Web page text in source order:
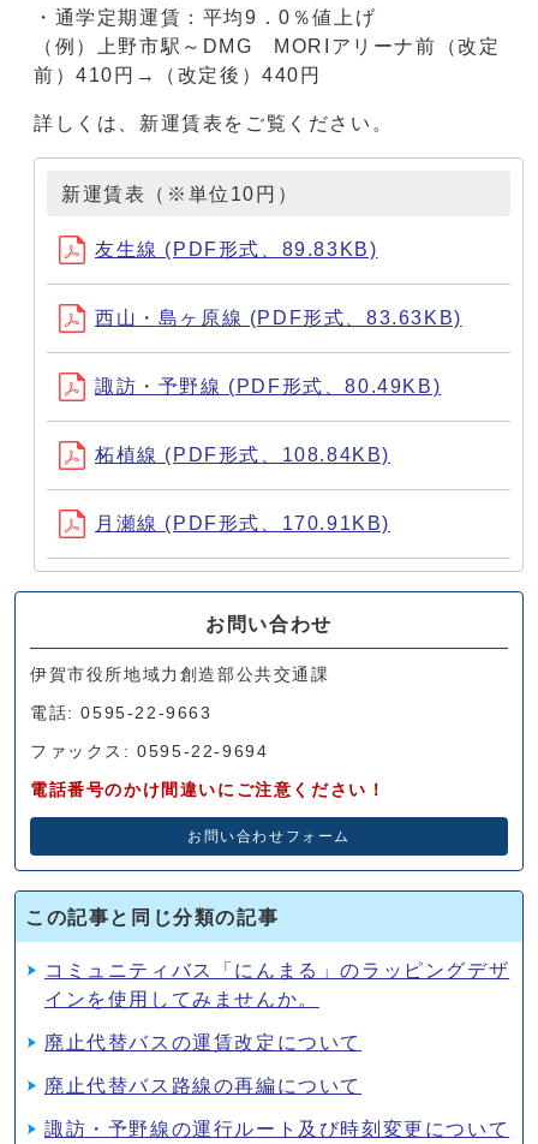
・通学定期運賃：平均9．0％値上げ
（例）上野市駅～DMG MORIアリーナ前（改定
前）410円→（改定後）440円
詳しくは、新運賃表をご覧ください。
新運賃表（※単位10円）
友生線 (PDF形式、89.83KB)
西山・島ヶ原線 (PDF形式、83.63KB)
諏訪・予野線 (PDF形式、80.49KB)
柘植線 (PDF形式、108.84KB)
月瀬線 (PDF形式、170.91KB)
お問い合わせ
伊賀市役所地域力創造部公共交通課
電話: 0595-22-9663
ファックス: 0595-22-9694
電話番号のかけ間違いにご注意ください！
お問い合わせフォーム
この記事と同じ分類の記事
コミュニティバス「にんまる」のラッピングデザ
インを使用してみませんか。
廃止代替バスの運賃改定について
廃止代替バス路線の再編について
諏訪・予野線の運行ルート及び時刻変更について